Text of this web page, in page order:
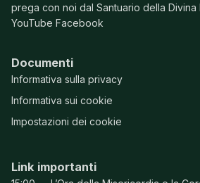
prega con noi dal Santuario della Divina
YouTube Facebook
Documenti
Informativa sulla privacy
Informativa sui cookie
Impostazioni dei cookie
Link importanti